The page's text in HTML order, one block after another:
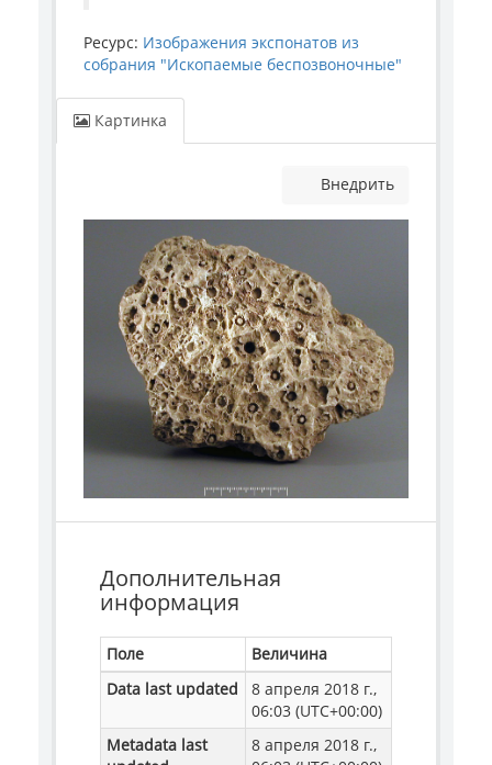
Ресурс: Изображения экспонатов из
собрания "Ископаемые беспозвоночные"
Картинка
Внедрить
Дополнительная
информация
Поле
Величина
Data last updated
8 апреля 2018 г.,
06:03 (UTC+00:00)
Metadata last
8 апреля 2018 г.,